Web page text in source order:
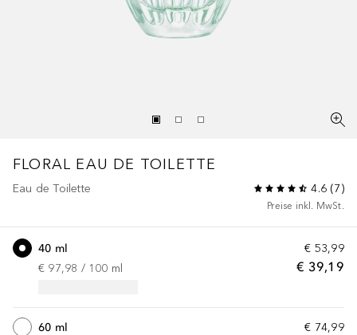
FLORAL EAU DE TOILETTE
Eau de Toilette 4.6 (7)
Preise inkl. MwSt.
€ 53,99
€ 39,19
40 ml
€ 97,98 / 100 ml
€ 74,99
60 ml